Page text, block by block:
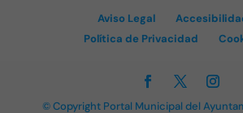
Aviso Legal
Política de Privacidad
© Copyright Portal Municipal del